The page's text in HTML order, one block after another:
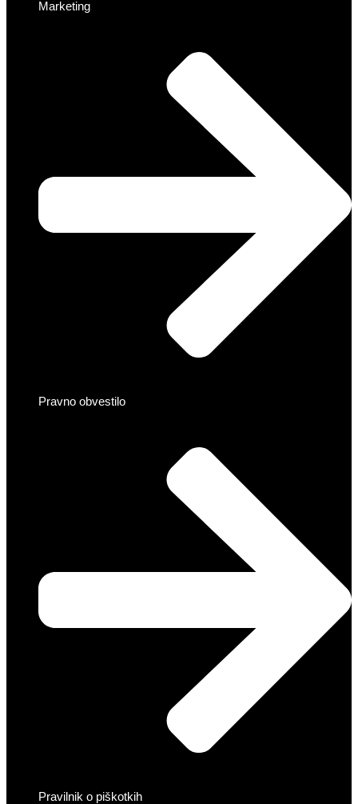
Marketing
Pravno obvestilo
Pravilnik o piškotkih